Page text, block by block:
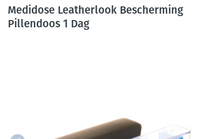
Medidose Leatherlook Bescherming
Pillendoos 1 Dag